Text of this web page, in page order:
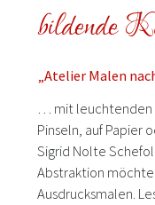
bildende
„Atelier Malen
… mit leuchtenden
Pinseln, auf Papier
Sigrid Nolte
Abstraktion
Ausdrucksmalen.